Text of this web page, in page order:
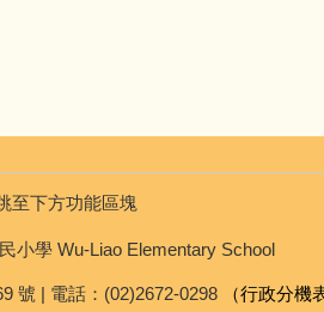
至下方功能區塊
小學 Wu-Liao Elementary School
號 | 電話：(02)2672-0298 （行政分機